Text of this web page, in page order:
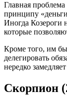
Главная
принципу
Иногда Козероги
которые
Кроме того, им
делегировать
нередко
Скорпион